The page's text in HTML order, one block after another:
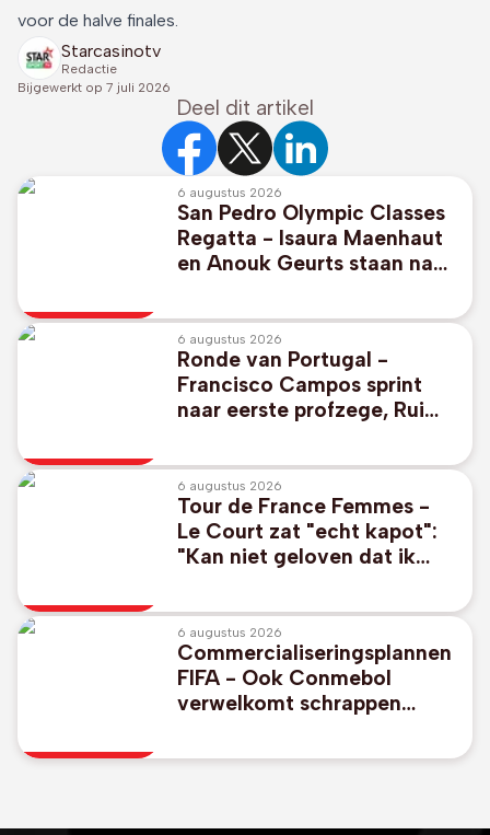
voor de halve finales.
Starcasinotv
Redactie
Bijgewerkt op 7 juli 2026
Deel dit artikel
6 augustus 2026
San Pedro Olympic Classes
Regatta - Isaura Maenhaut
en Anouk Geurts staan na
olympische wateren van
2028
6 augustus 2026
Ronde van Portugal -
Francisco Campos sprint
naar eerste profzege, Rui
6 augustus 2026
Tour de France Femmes -
Le Court zat "echt kapot":
"Kan niet geloven dat ik
6 augustus 2026
Commercialiseringsplannen
FIFA - Ook Conmebol
verwelkomt schrappen